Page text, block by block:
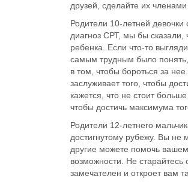
друзей, сделайте их
Родители 10-летней девочки
диагноз СРТ, мы бы сказали,
ребенка. Если что-то
самым трудным было понять,
в том, чтобы бороться за
заслуживает того, чтобы
кажется, что не стоит
чтобы достичь максимума
Родители 12-летнего
достигнутому рубежу. Вы не
другие можете помочь
возможности. Не старайтесь
замечателен и откроет вам